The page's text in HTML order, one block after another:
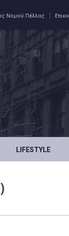
Νομού Πέλλας
LIFESTYLE